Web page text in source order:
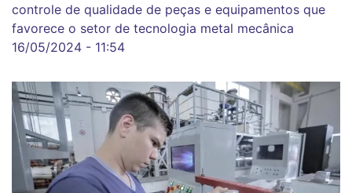
controle de qualidade de peças e equipamentos que
favorece o setor de tecnologia metal mecânica
16/05/2024 - 11:54